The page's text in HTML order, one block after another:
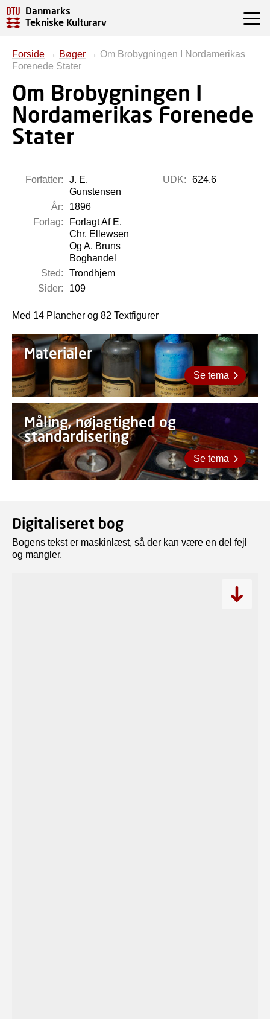
Danmarks
Tekniske Kulturarv
Forside → Bøger → Om Brobygningen I Nordamerikas
Forenede Stater
Om Brobygningen I
Nordamerikas Forenede
Stater
Forfatter:
J. E.
Gunstensen
År:
1896
Forlag:
Forlagt Af E.
Chr. Ellewsen
Og A. Bruns
Boghandel
Sted:
Trondhjem
Sider:
109
UDK: 624.6
Med 14 Plancher og 82 Textfigurer
Materialer
Se tema
Måling, nøjagtighed og
standardisering
Se tema
Digitaliseret bog
Bogens tekst er maskinlæst, så der kan være en del fejl
og mangler.